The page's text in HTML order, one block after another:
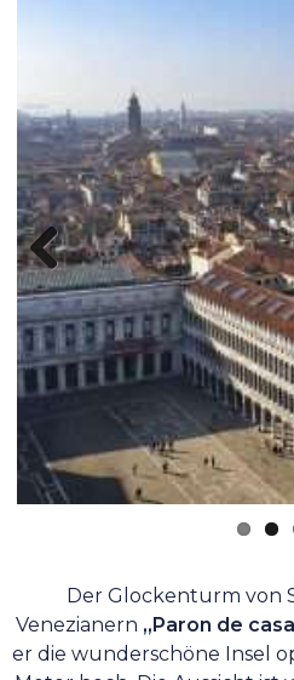
Previous
Venezianern„Paron de
er die wunderschöne Insel
Meter hoch. Die Aussicht ist